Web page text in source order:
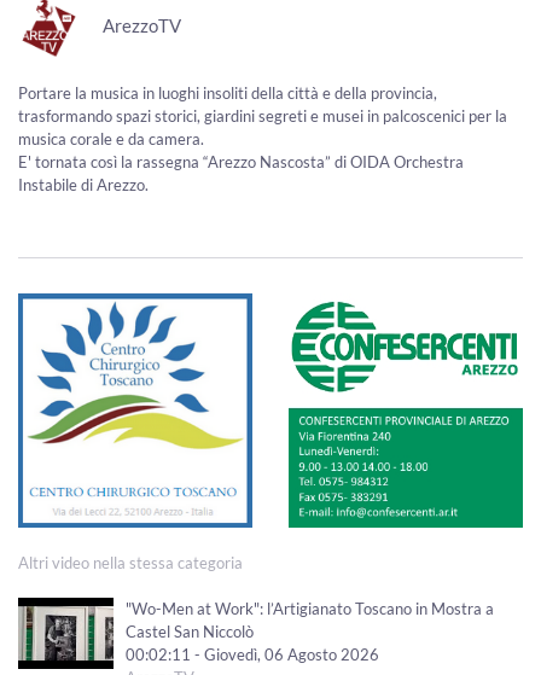
ArezzoTV
Portare la musica in luoghi insoliti della città e della provincia,
trasformando spazi storici, giardini segreti e musei in palcoscenici per la
musica corale e da camera.
E' tornata così la rassegna “Arezzo Nascosta” di OIDA Orchestra
Instabile di Arezzo.
Altri video nella stessa categoria
"Wo-Men at Work": l’Artigianato Toscano in Mostra a
Castel San Niccolò
00:02:11 - Giovedì, 06 Agosto 2026